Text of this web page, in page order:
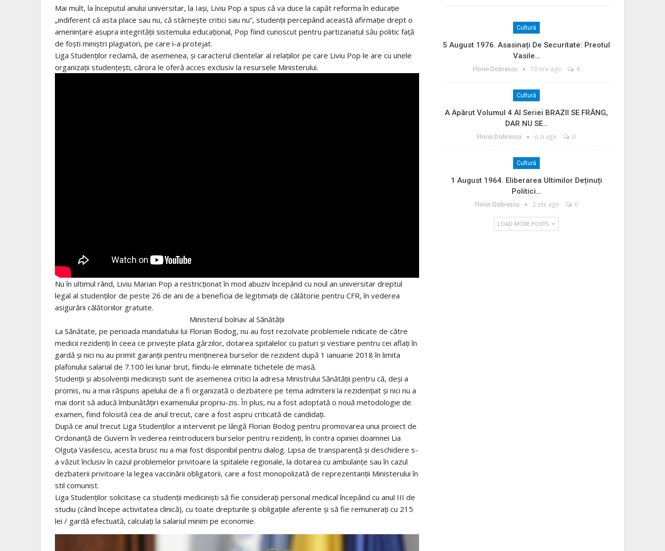
Mai mult, la începutul anului universitar, la Iași, Liviu Pop a spus că va duce la capăt reforma în educație
„indiferent că asta place sau nu, că stârnește critici sau nu”, studenții percepând această afirmație drept o
amenințare asupra integrității sistemului educațional, Pop fiind cunoscut pentru partizanatul său politic față
de foști miniștri plagiatori, pe care i-a protejat.
Liga Studenților reclamă, de asemenea, și caracterul clientelar al relațiilor pe care Liviu Pop le are cu unele
organizații studențești, cărora le oferă acces exclusiv la resursele Ministerului.
Nu în ultimul rând, Liviu Marian Pop a restricționat în mod abuziv începând cu noul an universitar dreptul
legal al studenților de peste 26 de ani de a beneficia de legitimații de călătorie pentru CFR, în vederea
asigurării călătoriilor gratuite.
Ministerul bolnav al Sănătății
La Sănătate, pe perioada mandatului lui Florian Bodog, nu au fost rezolvate problemele ridicate de către
medicii rezidenți în ceea ce privește plata gărzilor, dotarea spitalelor cu paturi și vestiare pentru cei aflați în
gardă și nici nu au primit garanții pentru menținerea burselor de rezident după 1 ianuarie 2018 în limita
plafonului salarial de 7.100 lei lunar brut, fiindu-le eliminate tichetele de masă.
Studenții și absolvenții mediciniști sunt de asemenea critici la adresa Ministrului Sănătății pentru că, deși a
promis, nu a mai răspuns apelului de a fi organizată o dezbatere pe tema admiterii la rezidențiat și nici nu a
mai dorit să aducă îmbunătățiri examenului propriu-zis. În plus, nu a fost adoptată o nouă metodologie de
examen, fiind folosită cea de anul trecut, care a fost aspru criticată de candidați.
După ce anul trecut Liga Studenților a intervenit pe lângă Florian Bodog pentru promovarea unui proiect de
Ordonanță de Guvern în vederea reintroducerii burselor pentru rezidenți, în contra opiniei doamnei Lia
Olguța Vasilescu, acesta brusc nu a mai fost disponibil pentru dialog. Lipsa de transparență și deschidere s-
a văzut înclusiv în cazul problemelor privitoare la spitalele regionale, la dotarea cu ambulanțe sau în cazul
dezbaterii privitoare la legea vaccinării obligatorii, care a fost monopolizată de reprezentanții Ministerului în
stil comunist.
Liga Studenților solicitase ca studenții mediciniști să fie considerați personal medical începând cu anul III de
studiu (când începe activitatea clinică), cu toate drepturile și obligațiile aferente și să fie remunerați cu 215
lei / gardă efectuată, calculați la salariul minim pe economie.
Cultură
5 August 1976. Asasinați De Securitate: Preotul
Vasile…
Florin Dobrescu 10 ore ago 0
Cultură
A Apărut Volumul 4 Al Seriei BRAZII SE FRÂNG,
DAR NU SE…
Florin Dobrescu o zi ago 0
Cultură
1 August 1964. Eliberarea Ultimilor Deținuți
Politici…
Florin Dobrescu 2 zile ago 0
LOAD MORE POSTS